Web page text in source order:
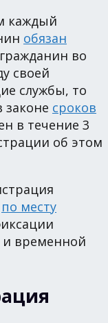
каждый
обязан
во
своей
службы, то
законе сроков
в течение 3
об этом
по месту
временной